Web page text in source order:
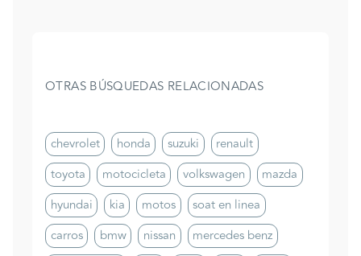
OTRAS BÚSQUEDAS RELACIONADAS
chevrolet honda suzuki
renault
toyota
motocicleta volkswagen
mazda
hyundai
kia motos
soat en linea
carros
bmw nissan
mercedes benz